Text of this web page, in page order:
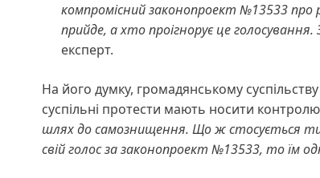
компромісний законопроект №13533
прийде, а хто проігнорує це
експерт.
На його думку, громадянському
суспільні протести мають носити
шлях до самознищення. Що ж стосується
свій голос за законопроект №13533, то їм